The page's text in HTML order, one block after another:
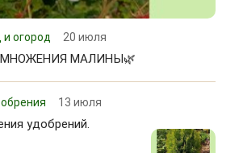
и огород 20 июля
МАЛИНЫ🌿
13 июля
удобрений.